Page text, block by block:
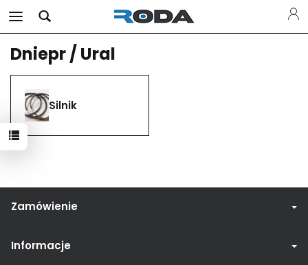
Dniepr / Ural
Silnik
Zamówienie
Informacje